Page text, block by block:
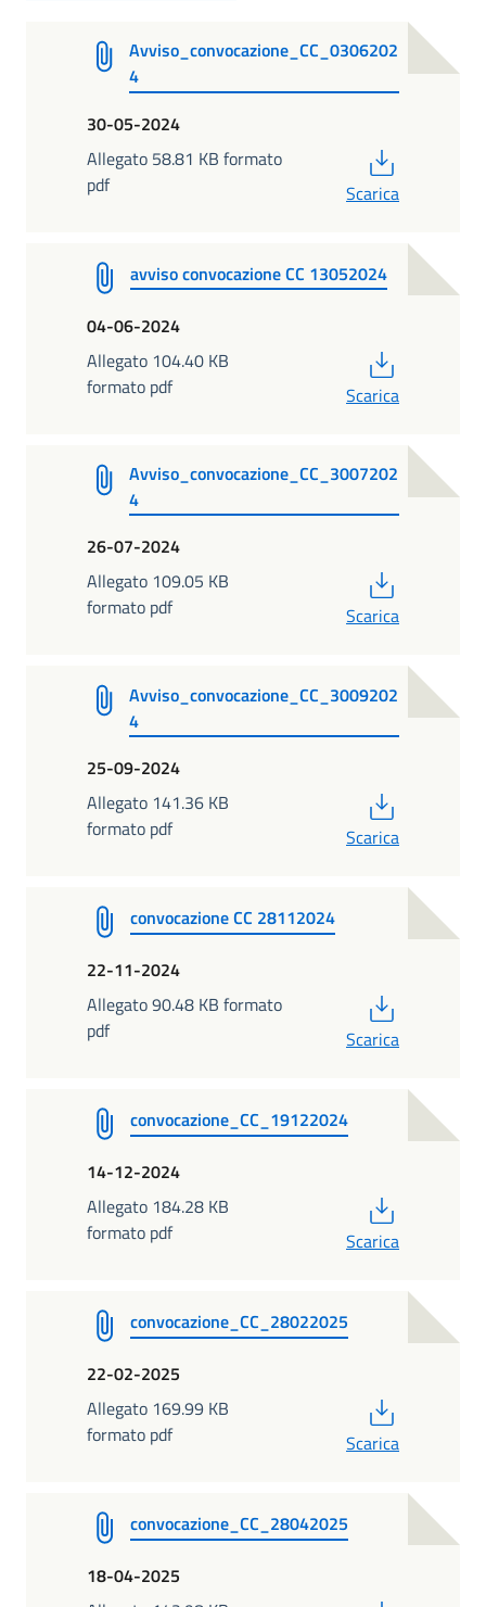
Avviso_convocazione_CC_0306202
4
30-05-2024
Allegato 58.81 KB formato
pdf
Scarica
avviso convocazione CC 13052024
04-06-2024
Allegato 104.40 KB
formato pdf
Scarica
Avviso_convocazione_CC_3007202
4
26-07-2024
Allegato 109.05 KB
formato pdf
Scarica
Avviso_convocazione_CC_3009202
4
25-09-2024
Allegato 141.36 KB
formato pdf
Scarica
convocazione CC 28112024
22-11-2024
Allegato 90.48 KB formato
pdf
Scarica
convocazione_CC_19122024
14-12-2024
Allegato 184.28 KB
formato pdf
Scarica
convocazione_CC_28022025
22-02-2025
Allegato 169.99 KB
formato pdf
Scarica
convocazione_CC_28042025
18-04-2025